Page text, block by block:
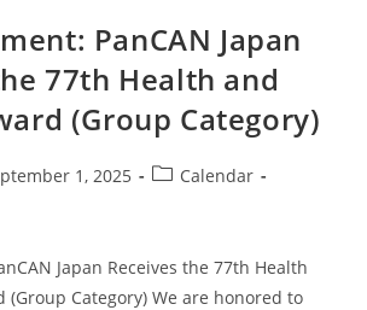
PanCAN Japan
77th Health and
(Group Category)
1, 2025
PostCalendar
Japan Receives the 77th Health
(Group Category) We are honored to